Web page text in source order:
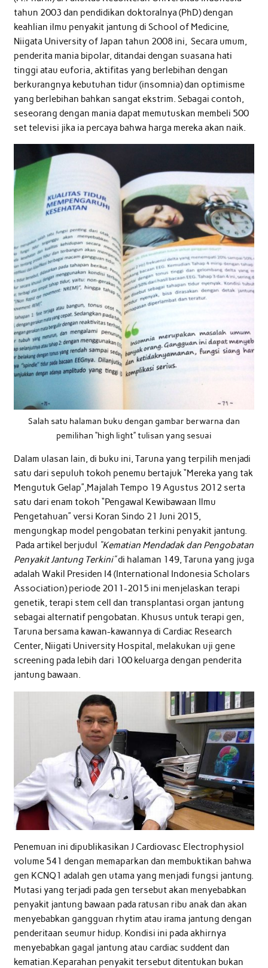
tahun 2003 dan pendidikan doktoralnya (PhD) dengan
keahlian ilmu penyakit jantung di School of Medicine,
Niigata University of Japan tahun 2008 ini, Secara umum,
penderita mania bipolar, ditandai dengan suasana hati
tinggi atau euforia, aktifitas yang berlebihan dengan
berkurangnya kebutuhan tidur (insomnia) dan optimisme
yang berlebihan bahkan sangat ekstrim. Sebagai contoh,
seseorang dengan mania dapat memutuskan membeli 500
set televisi jika ia percaya bahwa harga mereka akan naik.
Salah satu halaman buku dengan gambar berwarna dan
pemilihan “high light” tulisan yang sesuai
Dalam ulasan lain, di buku ini, Taruna yang terpilih menjadi
satu dari sepuluh tokoh penemu bertajuk “Mereka yang tak
Mengutuk Gelap”,Majalah Tempo 19 Agustus 2012 serta
satu dari enam tokoh “Pengawal Kewibawaan Ilmu
Pengetahuan” versi Koran Sindo 21 Juni 2015,
mengungkap model pengobatan terkini penyakit jantung.
Pada artikel berjudul
“Kematian Mendadak dan Pengobatan
Penyakit Jantung Terkini”di halaman 149, Taruna yang juga
adalah Wakil Presiden I4 (International Indonesia Scholars
Association) periode 2011-2015 ini menjelaskan terapi
genetik, terapi stem cell dan transplantasi organ jantung
sebagai alternatif pengobatan. Khusus untuk terapi gen,
Taruna bersama kawan-kawannya di Cardiac Research
Center, Niigati University Hospital, melakukan uji gene
screening pada lebih dari 100 keluarga dengan penderita
jantung bawaan.
Penemuan ini dipublikasikan J Cardiovasc Electrophysiol
volume 541 dengan memaparkan dan membuktikan bahwa
gen KCNQ1 adalah gen utama yang menjadi fungsi jantung.
Mutasi yang terjadi pada gen tersebut akan menyebabkan
penyakit jantung bawaan pada ratusan ribu anak dan akan
menyebabkan gangguan rhytim atau irama jantung dengan
penderitaan seumur hidup. Kondisi ini pada akhirnya
menyebabkan gagal jantung atau cardiac suddent dan
kematian.Keparahan penyakit tersebut ditentukan bukan